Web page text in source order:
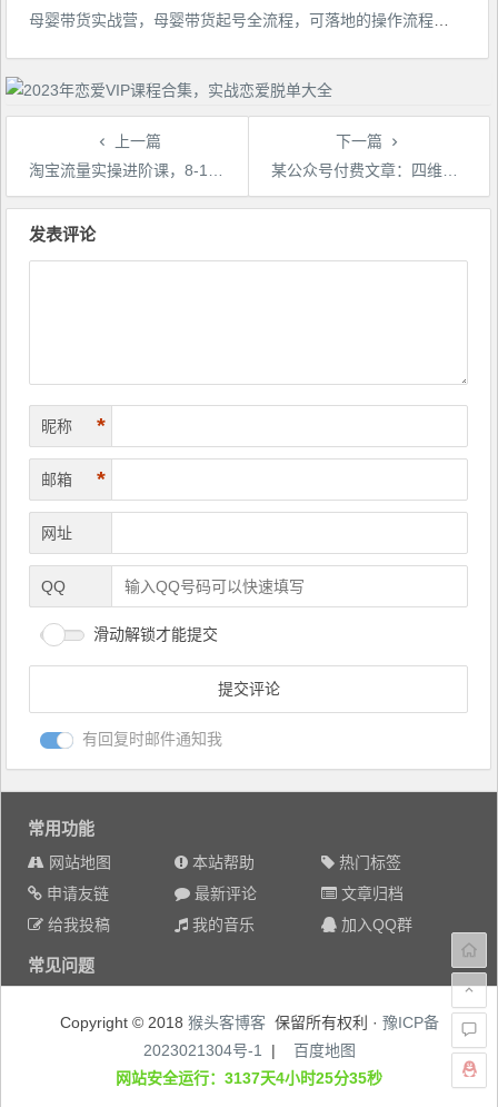
上一篇
淘宝流量实操进阶课，8-15天放大流量实操，店铺流量不用愁
下一篇
某公众号付费文章：四维彩超Ai绘图项目实操教程，日赚1000元
文
发表评论
昵称 *
邮箱 *
网址
QQ
滑动解锁才能提交
有回复时邮件通知我
常用功能
网站地图 本站帮助
热门标签
申请友链
最新评论
文章归档
给我投稿
我的音乐 加入QQ群
常见问题
Copyright © 2018 猴头客博客保留所有权利 · 豫ICP备
2023021304号-1
|
百度地图
网站安全运行：3137天4小时25分35秒